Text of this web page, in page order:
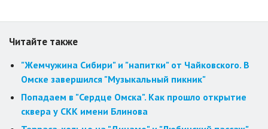
Читайте также
"Жемчужина Сибири" и "напитки" от Чайковского. В
Омске завершился "Музыкальный пикник"
Попадаем в "Сердце Омска". Как прошло открытие
сквера у СКК имени Блинова